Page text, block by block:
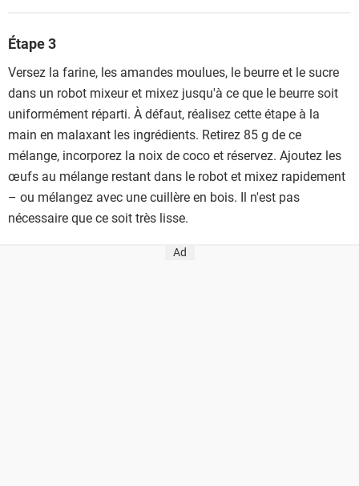
Étape 3
Versez la farine, les amandes moulues, le beurre et le sucre
dans un robot mixeur et mixez jusqu'à ce que le beurre soit
uniformément réparti. À défaut, réalisez cette étape à la
main en malaxant les ingrédients. Retirez 85 g de ce
mélange, incorporez la noix de coco et réservez. Ajoutez les
œufs au mélange restant dans le robot et mixez rapidement
– ou mélangez avec une cuillère en bois. Il n'est pas
nécessaire que ce soit très lisse.
Ad